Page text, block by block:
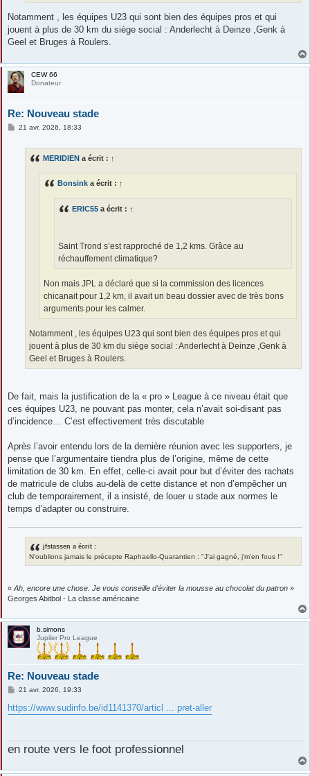
Notamment , les équipes U23 qui sont bien des équipes pros et qui
jouent à plus de 30 km du siège social : Anderlecht à Deinze ,Genk à
Geel et Bruges à Roulers.
CEW 66
Donateur
Re: Nouveau stade
M21 avr. 2026, 18:33
MERIDIEN a écrit : ↑
Bonsink a écrit : ↑
ERIC55 a écrit : ↑
Saint Trond s’est rapproché de 1,2 kms. Grâce au
réchauffement climatique?
Non mais JPL a déclaré que si la commission des licences
chicanait pour 1,2 km, il avait un beau dossier avec de très bons
arguments pour les calmer.
Notamment , les équipes U23 qui sont bien des équipes pros et qui
jouent à plus de 30 km du siège social : Anderlecht à Deinze ,Genk à
Geel et Bruges à Roulers.
De fait, mais la justification de la « pro » League à ce niveau était que
ces équipes U23, ne pouvant pas monter, cela n’avait soi-disant pas
d’incidence… C’est effectivement très discutable
Après l’avoir entendu lors de la dernière réunion avec les supporters, je
pense que l’argumentaire tiendra plus de l’origine, même de cette
limitation de 30 km. En effet, celle-ci avait pour but d’éviter des rachats
de matricule de clubs au-delà de cette distance et non d’empêcher un
club de temporairement, il a insisté, de louer u stade aux normes le
temps d’adapter ou construire.
jfstassen a écrit :
N'oublions jamais le précepte Raphaello-Quarantien : "J'ai gagné, j'm'en fous !"
« Ah, encore une chose. Je vous conseille d'éviter la mousse au chocolat du patron »
Georges Abitbol - La classe américaine
b.simons
Jupiler Pro League
Re: Nouveau stade
M
s
s
21 avr. 2026, 19:33
https://www.sudinfo.be/id1141370/articl ... pret-aller
en route vers le foot professionnel